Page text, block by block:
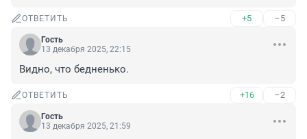
ОТВЕТИТЬ +5 –5
Гость
13 декабря 2025, 22:15
Видно, что бедненько.
ОТВЕТИТЬ +16 –2
Гость
13 декабря 2025, 21:59